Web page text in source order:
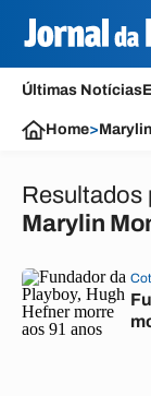
Últimas Notícias
Home>
Resultados
Marylin